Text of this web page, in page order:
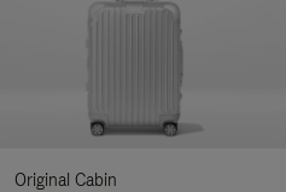
Original Cabin